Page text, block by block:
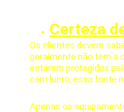
Certeza
Os clientes devem
geralmente não tem a
estarem protegidos
com lucro, essa fonte
Apenas os